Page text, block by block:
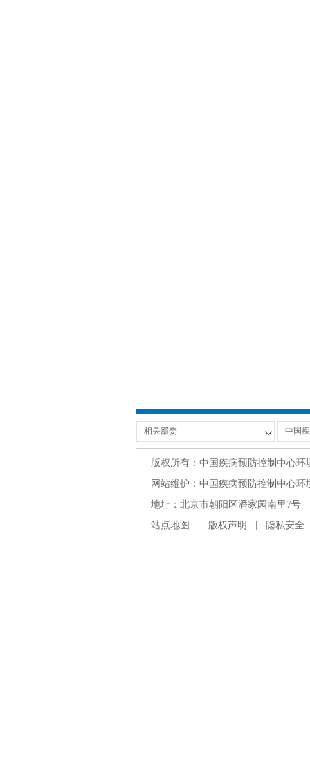
版权所有：中国疾病预防控制中心环
网站维护：中国疾病预防控制中心
地址：北京市朝阳区潘家园南里7号
站点地图
版权声明 隐私安全